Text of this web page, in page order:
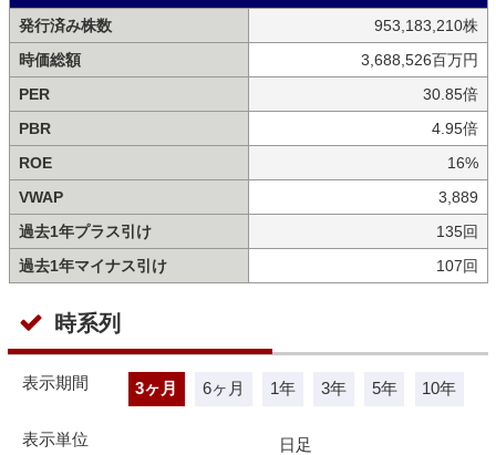
発行済み株数
953,183,210株
時価総額
3,688,526百万円
PER
30.85倍
PBR
4.95倍
ROE
16%
VWAP
3,889
過去1年プラス引け
135回
過去1年マイナス引け
107回
時系列
表示期間 3ヶ月 6ヶ月 1年 3年 5年 10年
表示単位 日足